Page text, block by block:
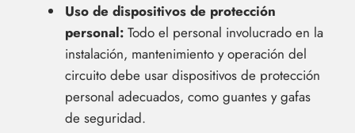
Uso de dispositivos de protección
personal: Todo el personal involucrado en la
instalación, mantenimiento y operación del
circuito debe usar dispositivos de protección
personal adecuados, como guantes y gafas
de seguridad.